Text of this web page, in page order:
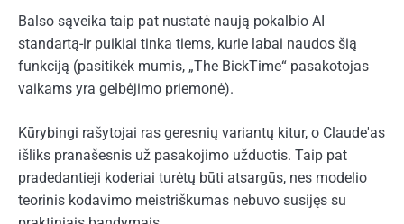
Balso sąveika taip pat nustatė naują pokalbio AI
standartą-ir puikiai tinka tiems, kurie labai naudos šią
funkciją (pasitikėk mumis, „The BickTime“ pasakotojas
vaikams yra gelbėjimo priemonė).
Kūrybingi rašytojai ras geresnių variantų kitur, o Claude'as
išliks pranašesnis už pasakojimo užduotis. Taip pat
pradedantieji koderiai turėtų būti atsargūs, nes modelio
teorinis kodavimo meistriškumas nebuvo susijęs su